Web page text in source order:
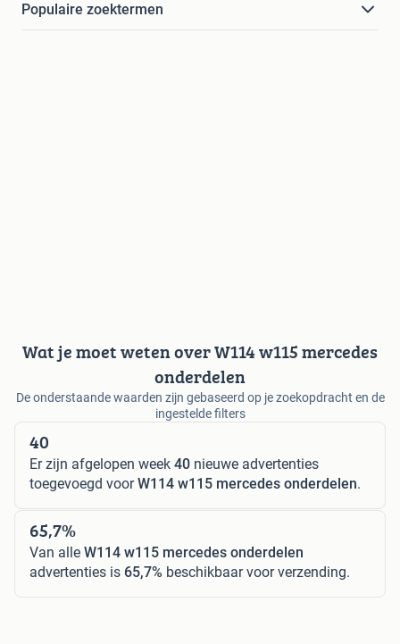
Populaire zoektermen
Wat je moet weten over W114 w115 mercedes
onderdelen
De onderstaande waarden zijn gebaseerd op je zoekopdracht en de
ingestelde filters
40
Er zijn afgelopen week 40 nieuwe advertenties
toegevoegd voorW114 w115 mercedes onderdelen.
65,7%
Van alle W114 w115 mercedes onderdelen
advertenties is 65,7% beschikbaar voor verzending.